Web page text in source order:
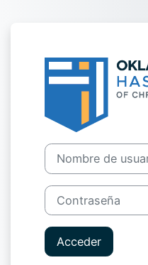
Nombre de usuario
Contraseña
Acceder